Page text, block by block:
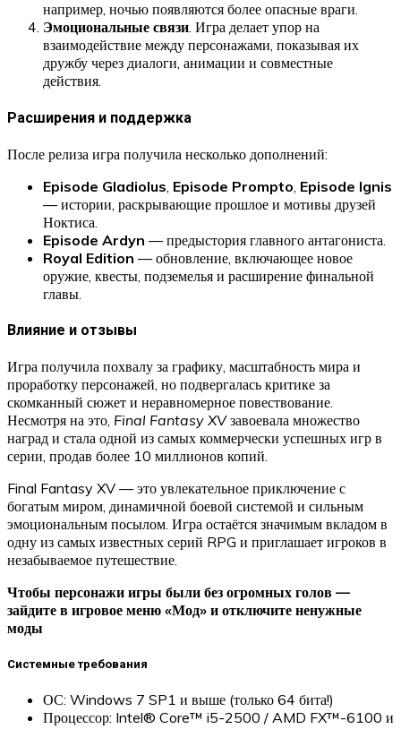
например, ночью появляются более опасные враги.
Эмоциональные связи. Игра делает упор на
взаимодействие между персонажами, показывая их
дружбу через диалоги, анимации и совместные
действия.
Расширения и поддержка
После релиза игра получила несколько дополнений:
Episode Gladiolus Episode Prompto Episode Ignis
— истории, раскрывающие прошлое и мотивы друзей
Ноктиса.
Episode Ardyn — предыстория главного антагониста.
Royal Edition — обновление, включающее новое
оружие, квесты, подземелья и расширение финальной
главы.
Влияние и отзывы
Игра получила похвалу за графику, масштабность мира и
проработку персонажей, но подвергалась критике за
скомканный сюжет и неравномерное повествование.
Несмотря на это, Final Fantasy XVзавоевала множество
наград и стала одной из самых коммерчески успешных игр в
серии, продав более 10 миллионов копий.
Final Fantasy XV — это увлекательное приключение с
богатым миром, динамичной боевой системой и сильным
эмоциональным посылом. Игра остаётся значимым вкладом в
одну из самых известных серий RPG и приглашает игроков в
незабываемое путешествие.
Чтобы персонажи игры были без огромных голов —
зайдите в игровое меню «Мод» и отключите ненужные
моды
Системные требования
ОС: Windows 7 SP1 и выше (только 64 бита!)
Процессор: Intel® Core™ i5-2500 / AMD FX™-6100 и